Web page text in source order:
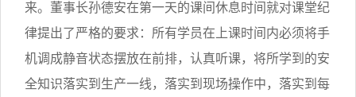
来。董事长孙德安在第一天的课间休息时间就对课堂纪
律提出了严格的要求：所有学员在上课时间内必须将手
机调成静音状态摆放在前排，认真听课，将所学到的安
全知识落实到生产一线，落实到现场操作中，落实到每